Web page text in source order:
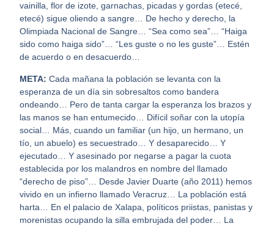
vainilla, flor de izote, garnachas, picadas y gordas (etecé,
etecé) sigue oliendo a sangre… De hecho y derecho, la
Olimpiada Nacional de Sangre… “Sea como sea”… “Haiga
sido como haiga sido”… “Les guste o no les guste”… Estén
de acuerdo o en desacuerdo…
META: Cada mañana la población se levanta con la
esperanza de un día sin sobresaltos como bandera
ondeando… Pero de tanta cargar la esperanza los brazos y
las manos se han entumecido… Difícil soñar con la utopía
social… Más, cuando un familiar (un hijo, un hermano, un
tío, un abuelo) es secuestrado… Y desaparecido… Y
ejecutado… Y asesinado por negarse a pagar la cuota
establecida por los malandros en nombre del llamado
“derecho de piso”… Desde Javier Duarte (año 2011) hemos
vivido en un infierno llamado Veracruz… La población está
harta… En el palacio de Xalapa, políticos priistas, panistas y
morenistas ocupando la silla embrujada del poder… La